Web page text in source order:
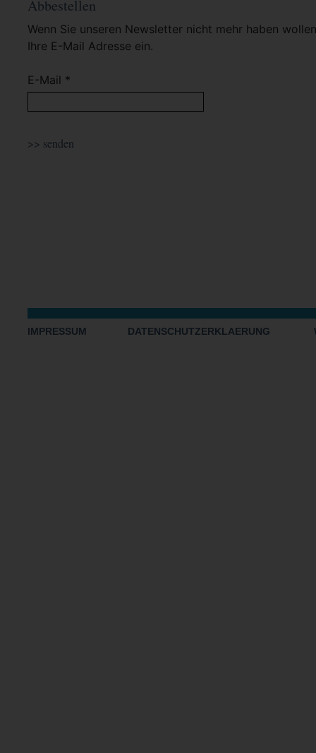
Abbestellen
Wenn Sie unseren Newsletter nicht mehr haben
Ihre E-Mail Adresse ein.
E-Mail *
IMPRESSUM DATENSCHUTZERKLAERUNG